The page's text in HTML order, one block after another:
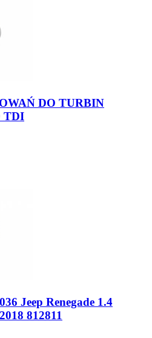
DO TURBIN
TDI
Jeep Renegade 1.4
812811